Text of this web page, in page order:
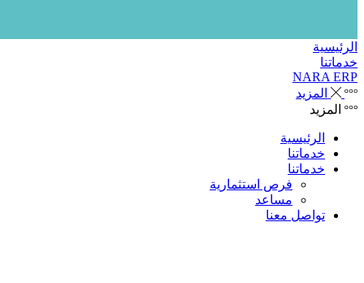
الرئيسية
خدماتنا
NARA ERP
المزيد
المزيد
الرئيسية
خدماتنا
خدماتنا
فرص استثمارية
مساعد
تواصل معنا